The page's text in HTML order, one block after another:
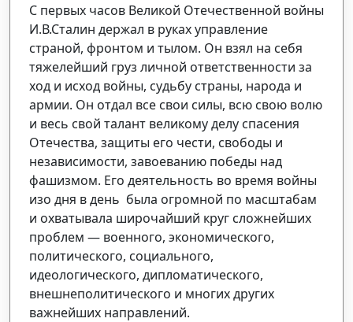
С первых часов Великой Отечественной войны
И.В.Сталин держал в руках управление
страной, фронтом и тылом. Он взял на себя
тяжелейший груз личной ответственности за
ход и исход войны, судьбу страны, народа и
армии. Он отдал все свои силы, всю свою волю
и весь свой талант великому делу спасения
Отечества, защиты его чести, свободы и
независимости, завоеванию победы над
фашизмом. Его деятельность во время войны
изо дня в день была огромной по масштабам
и охватывала широчайший круг сложнейших
проблем — военного, экономического,
политического, социального,
идеологического, дипломатического,
внешнеполитического и многих других
важнейших направлений.